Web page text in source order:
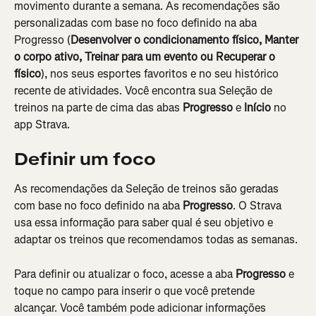
movimento durante a semana. As recomendações são
personalizadas com base no foco definido na aba
Progresso (Desenvolver o condicionamento físico, Manter
o corpo ativo, Treinar para um evento ou Recuperar o
físico), nos seus esportes favoritos e no seu histórico
recente de atividades. Você encontra sua Seleção de
treinos na parte de cima das abas Progresso e Início no
app Strava.
Definir um foco
As recomendações da Seleção de treinos são geradas
com base no foco definido na aba Progresso. O Strava
usa essa informação para saber qual é seu objetivo e
adaptar os treinos que recomendamos todas as semanas.
Para definir ou atualizar o foco, acesse a aba Progresso e
toque no campo para inserir o que você pretende
alcançar. Você também pode adicionar informações